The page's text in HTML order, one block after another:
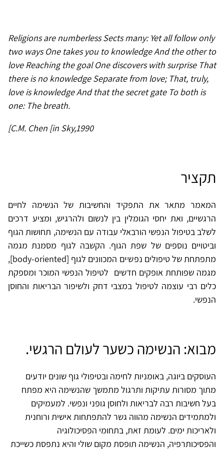
Religions are numberless Sects many: Yet all follow only
two ways One takes you to knowledge And the other to
love Reaching the goal One discovers with surprise That
there is no knowledge Separate from love; That, truly,
love is knowledge And that the secret gate To both is
one: The breath.
[C.M. Chen [in Sky,1990
תקציר
המאמר מתאר את התפקיד והחשיבות של הנשימה לחיים
הרגשיים, ואת יחסי הגומלין בין לנשום ולהרגיש, ומציע דרכים
לשלב בטיפול הנפשי הורבאלי עבודה עם הנשימה, תחושות הגוף
וביטויים נוספים של שפת הגוף. הקשבה לגוף מסמנת מגמה
מתפתחת של טיפולים נפשיים המכוונים לגוף [body-oriented],
מגמה שפותחת אופקים חדשים לטיפול הנפשי המוכר ומספקת
כלים רבי עוצמה לטיפול במצבי דחק ולשיפור הבריאות והחוסן
הנפשי.
מבוא: הנשימה כשער לעולם הרגשי.
העוסקים ביוגה, באומניות לחימה ובטיפולי גוף שונים יודעים
מתוך מסורות עתיקות ותרגול מתמשך שהנשימה היא מפתח
בעל חשיבות רבה לבריאות ולחוסן גופני ונפשי. למעמיקים
ולמתמידים הנשימה מהווה גשר להתפתחות אישית ורוחנית
ולאריכות ימים. לעומת זאת, בתחומי הפסיכולוגיה
והפסיכותרפיה, הנשימה תופסת מקום שולי והיא נתפסת כשייכת